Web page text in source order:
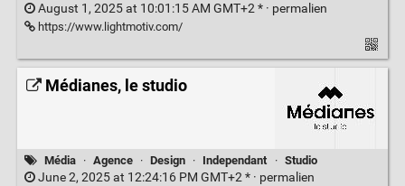
August 1, 2025 at 10:01:15 AM GMT+2 * · permalien
https://www.lightmotiv.com/
Médianes, le studio
Média · Agence · Design · Independant · Studio
June 2, 2025 at 12:24:16 PM GMT+2 * · permalien